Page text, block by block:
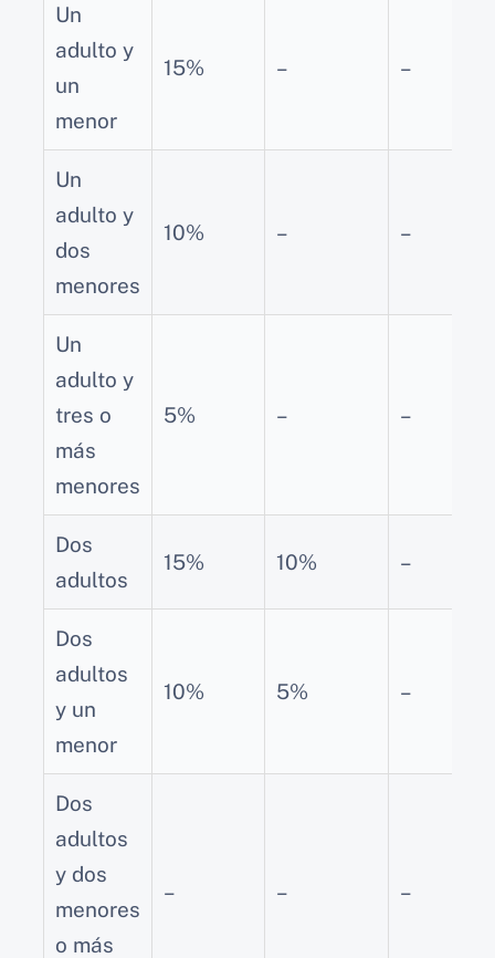
Un
adulto y
un
menor
15% – –
Un
adulto y
dos
menores
10% – –
Un
adulto y
tres o
más
menores
5% – –
Dos
adultos
15% 10% –
Dos
adultos
y un
menor
10% 5% –
Dos
adultos
y dos
menores
o más
– – –